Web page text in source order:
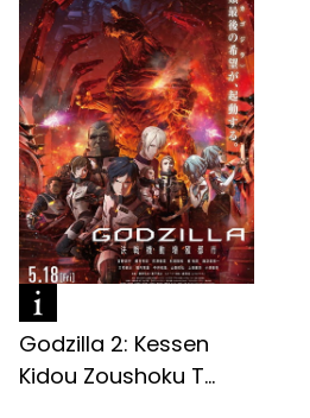
Godzilla 2: Kessen
Kidou Zoushoku T...